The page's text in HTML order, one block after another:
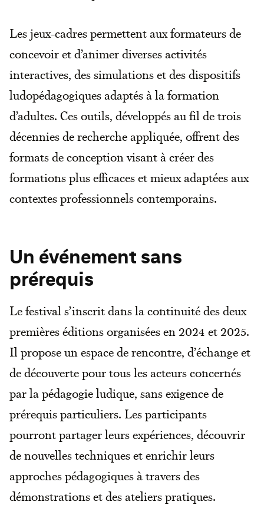
Les jeux-cadres permettent aux formateurs de
concevoir et d’animer diverses activités
interactives, des simulations et des dispositifs
ludopédagogiques adaptés à la formation
d’adultes. Ces outils, développés au fil de trois
décennies de recherche appliquée, offrent des
formats de conception visant à créer des
formations plus efficaces et mieux adaptées aux
contextes professionnels contemporains.
Un événement sans
prérequis
Le festival s’inscrit dans la continuité des deux
premières éditions organisées en 2024 et 2025.
Il propose un espace de rencontre, d’échange et
de découverte pour tous les acteurs concernés
par la pédagogie ludique, sans exigence de
prérequis particuliers. Les participants
pourront partager leurs expériences, découvrir
de nouvelles techniques et enrichir leurs
approches pédagogiques à travers des
démonstrations et des ateliers pratiques.